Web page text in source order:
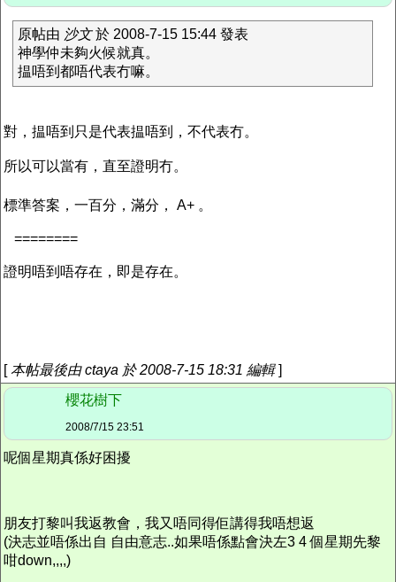
原帖由 沙文於 2008-7-15 15:44 發表
神學仲未夠火候就真。
揾唔到都唔代表冇嘛。
對，揾唔到只是代表揾唔到，不代表冇。
所以可以當有，直至證明冇。
標準答案，一百分，滿分， A+ 。
========
證明唔到唔存在，即是存在。
[本帖最後由 ctaya 於 2008-7-15 18:31 編輯]
櫻花樹下
2008/7/15 23:51
呢個星期真係好困擾
朋友打黎叫我返教會，我又唔同得佢講得我唔想返
(決志並唔係出自 自由意志..如果唔係點會決左3 4 個星期先黎
咁down,,,,)